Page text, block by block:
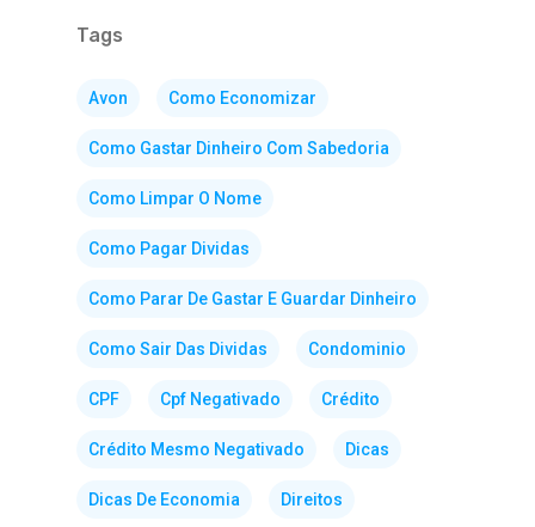
Tags
Avon Como Economizar
Como Gastar Dinheiro Com Sabedoria
Como Limpar O Nome
Como Pagar Dividas
Como Parar De Gastar E Guardar Dinheiro
Como Sair Das Dividas Condominio
CPF Cpf Negativado Crédito
Crédito Mesmo Negativado Dicas
Dicas De Economia Direitos